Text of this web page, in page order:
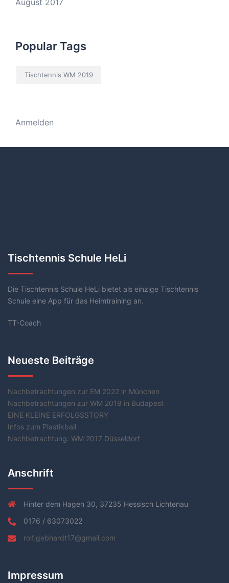
Popular Tags
Tischtennis WM 2019
Anmelden
Tischtennis Schule HeLi
Die Tischtennis Schule HeLi bietet als einzige Tischtennis
Schule eine App für das Heimtraining an.
TT-Coach
Neueste Beiträge
Nachbetrachtungen zur EM 2022 in München
Nachbetrachtungen zur WM 2019 in Budapest
EINE KLEINE ERFOLGSSTORY
Infos zum Plastikball
Nachbetrachtung: WM 2017 Düsseldorf
Anschrift
Hinter dem Hagen 30, 37235 Hessisch Lichtenau
0176 / 63073022
rolf.gebhardt17@gmail.com
Impressum